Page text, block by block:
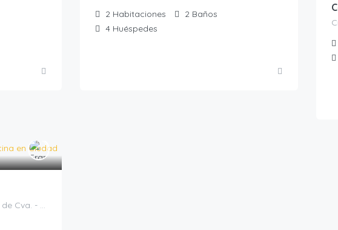
2 Habitaciones 2 Baños
4 Huéspedes
Cmno. de Ciudad Real,18 - Bolaños de Cva. - Ciudad Real, Bolaños de Calatrava, Casas rurales en Ciudad Real, España